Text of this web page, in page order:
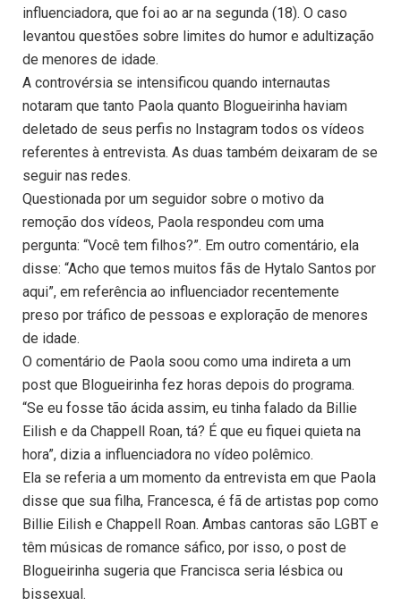
influenciadora, que foi ao ar na segunda (18). O caso
levantou questões sobre limites do humor e adultização
de menores de idade.
A controvérsia se intensificou quando internautas
notaram que tanto Paola quanto Blogueirinha haviam
deletado de seus perfis no Instagram todos os vídeos
referentes à entrevista. As duas também deixaram de se
seguir nas redes.
Questionada por um seguidor sobre o motivo da
remoção dos vídeos, Paola respondeu com uma
pergunta: “Você tem filhos?”. Em outro comentário, ela
disse: “Acho que temos muitos fãs de Hytalo Santos por
aqui”, em referência ao influenciador recentemente
preso por tráfico de pessoas e exploração de menores
de idade.
O comentário de Paola soou como uma indireta a um
post que Blogueirinha fez horas depois do programa.
“Se eu fosse tão ácida assim, eu tinha falado da Billie
Eilish e da Chappell Roan, tá? É que eu fiquei quieta na
hora”, dizia a influenciadora no vídeo polêmico.
Ela se referia a um momento da entrevista em que Paola
disse que sua filha, Francesca, é fã de artistas pop como
Billie Eilish e Chappell Roan. Ambas cantoras são LGBT e
têm músicas de romance sáfico, por isso, o post de
Blogueirinha sugeria que Francisca seria lésbica ou
bissexual.